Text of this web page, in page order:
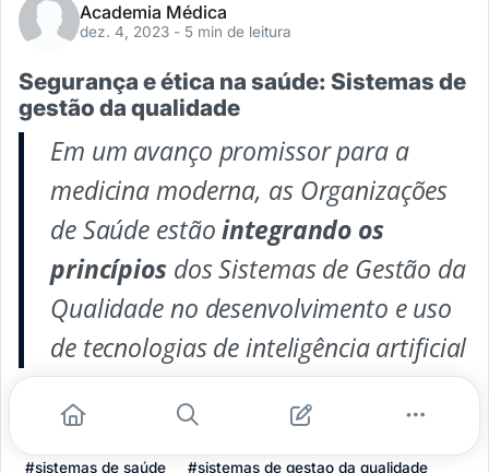
Academia Médica
dez. 4, 2023 - 5 min de leitura
Segurança e ética na saúde: Sistemas de
gestão da qualidade
Em um avanço promissor para a
medicina moderna, as Organizações
de Saúde estãointegrando os
princípios dos Sistemas de Gestão da
Qualidade no desenvolvimento e uso
de tecnologias de inteligência artificial
#sistemas de saúde
#sistemas de gestao da qualidade